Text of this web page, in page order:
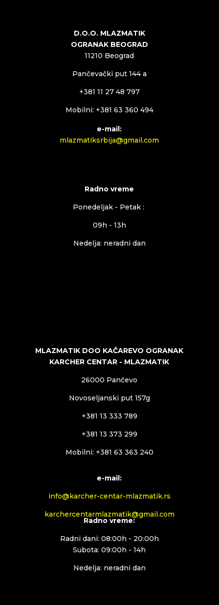
D.O.O. MLAZMATIK
OGRANAK BEOGRAD
11210 Beograd
Pančevački put 144 a
+381 11 27 48 797
Mobilni: +381 63 360 494
e-mail:
mlazmatiksrbija@gmail.com
Radno vreme
Ponedeljak - Petak :
09h - 13h
Nedelja: neradni dan
MLAZMATIK DOO KAČAREVO OGRANAK
KARCHER CENTAR - MLAZMATIK
26000 Pančevo
Novoseljanski put 157g
+381 13 333 789
+381 13 373 299
Mobilni: +381 63 363 240
e-mail:
info@karcher-centar-mlazmatik.rs
karchercentarmlazmatik@gmail.com
Radno vreme:
Radni dani: 08:00h - 20:00h
Subota: 09:00h - 14h
Nedelja: neradni dan